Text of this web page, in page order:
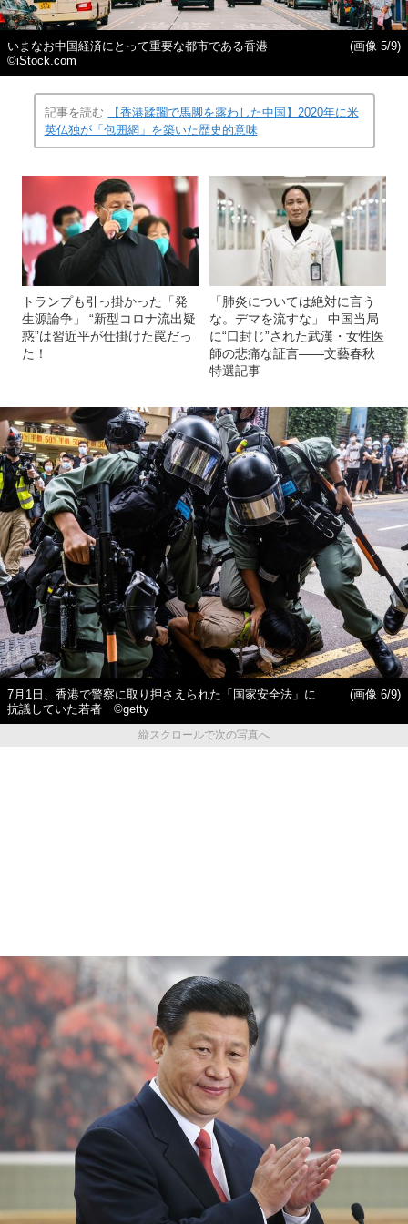
いまなお中国経済にとって重要な都市である香港
©iStock.com
(画像 5/9)
記事を読む
【香港蹂躙で馬脚を露わした中国】2020年に米
英仏独が「包囲網」を築いた歴史的意味
トランプも引っ掛かった「発
生源論争」 “新型コロナ流出疑
惑”は習近平が仕掛けた罠だっ
た！
「肺炎については絶対に言う
な。デマを流すな」 中国当局
に“口封じ”された武漢・女性医
師の悲痛な証言――文藝春秋
特選記事
7月1日、香港で警察に取り押さえられた「国家安全法」に
抗議していた若者 ©︎getty
(画像 6/9)
縦スクロールで次の写真へ